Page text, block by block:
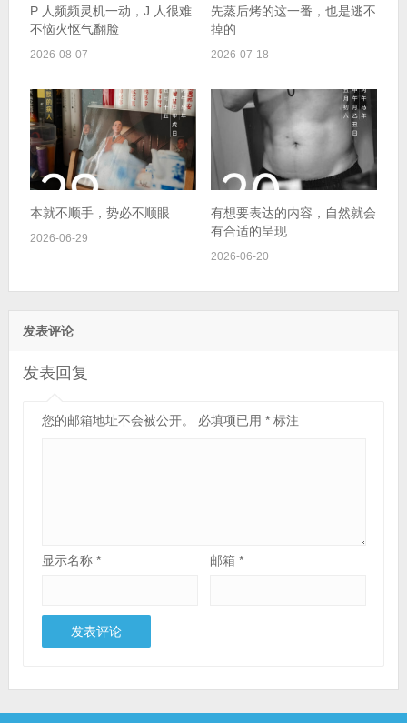
P 人频频灵机一动，J 人很难
不恼火怄气翻脸
2026-08-07
先蒸后烤的这一番，也是逃不
掉的
2026-07-18
本就不顺手，势必不顺眼
2026-06-29
有想要表达的内容，自然就会
有合适的呈现
2026-06-20
发表评论
发表回复
您的邮箱地址不会被公开。 必填项已用 *标注
显示名称 * 邮箱*